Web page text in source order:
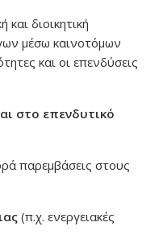
διοικητική
μέσω καινοτόμων
και οι επενδύσεις
στο επενδυτικό
παρεμβάσεις στους
(π.χ. ενεργειακές